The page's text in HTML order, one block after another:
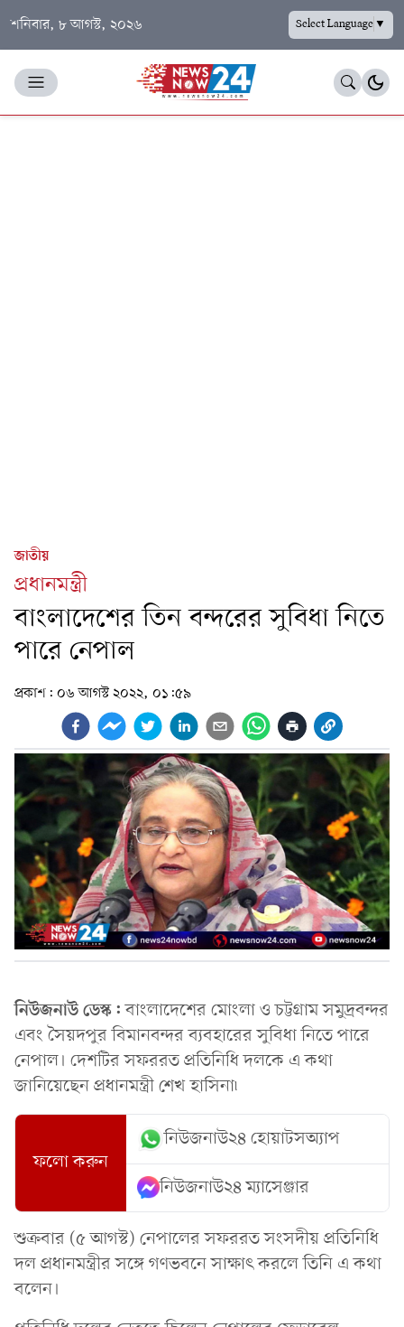
শনিবার, ৮ আগস্ট, ২০২৬ Select Language▼
জাতীয়
প্রধানমন্ত্রী
বাংলাদেশের তিন বন্দরের সুবিধা নিতে
পারে নেপাল
প্রকাশ: ০৬ আগস্ট ২০২২, ০১:৫৯
নিউজনাউ ডেস্ক:বাংলাদেশের মোংলা ও চট্টগ্রাম সমুদ্রবন্দর
এবং সৈয়দপুর বিমানবন্দর ব্যবহারের সুবিধা নিতে পারে
নেপাল। দেশটির সফররত প্রতিনিধি দলকে এ কথা
জানিয়েছেন প্রধানমন্ত্রী শেখ হাসিনা৷
ফলো করুন
নিউজনাউ২৪ হোয়াটসঅ্যাপ
নিউজনাউ২৪ ম্যাসেঞ্জার
শুক্রবার (৫ আগস্ট) নেপালের সফররত সংসদীয় প্রতিনিধি
দল প্রধানমন্ত্রীর সঙ্গে গণভবনে সাক্ষাৎ করলে তিনি এ কথা
বলেন।